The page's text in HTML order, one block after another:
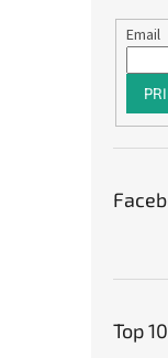
Email
Top